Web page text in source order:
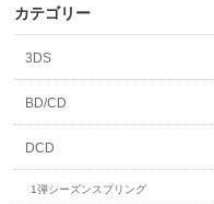
カテゴリー
3DS
BD/CD
DCD
1弾シーズンスプリング